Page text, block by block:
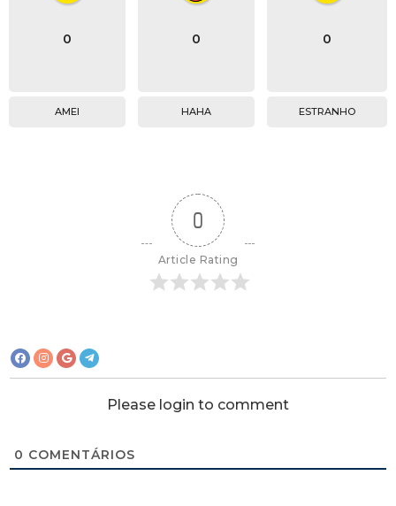
0
AMEI
0
HAHA
0
ESTRANHO
0
Article Rating
Please login to comment
0 COMENTÁRIOS